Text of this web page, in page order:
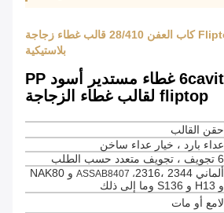
6 تجويف أسود Fliptop كاب العفن 28/410 قالب غطاء زجاجة
بلاستيكية
6cavity 28/410 غطاء مستدير أسود PP
fliptop لقالب غطاء الزجاجة
حقن القالب
عداء بارد ، خيار عداء ساخن
6 تجويف ، تجويف متعدد حسب الطلب
ألماني 2344 ، ASSAB8407 ،
2316 و NAK80
و H13 و S136 وما إلى ذلك
لامع أو مات